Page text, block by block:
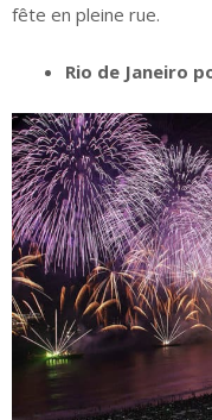
fête en pleine rue.
Rio de Janeiro